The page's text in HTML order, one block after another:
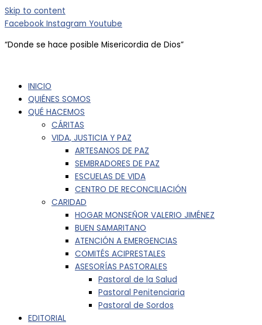
Skip to content
Facebook Instagram Youtube
“Donde se hace posible Misericordia de Dios”
INICIO
QUIÉNES SOMOS
QUÉ HACEMOS
CÁRITAS
VIDA, JUSTICIA Y PAZ
ARTESANOS DE PAZ
SEMBRADORES DE PAZ
ESCUELAS DE VIDA
CENTRO DE RECONCILIACIÓN
CARIDAD
HOGAR MONSEÑOR VALERIO JIMÉNEZ
BUEN SAMARITANO
ATENCIÓN A EMERGENCIAS
COMITÉS ACIPRESTALES
ASESORÍAS PASTORALES
Pastoral de la Salud
Pastoral Penitenciaria
Pastoral de Sordos
EDITORIAL